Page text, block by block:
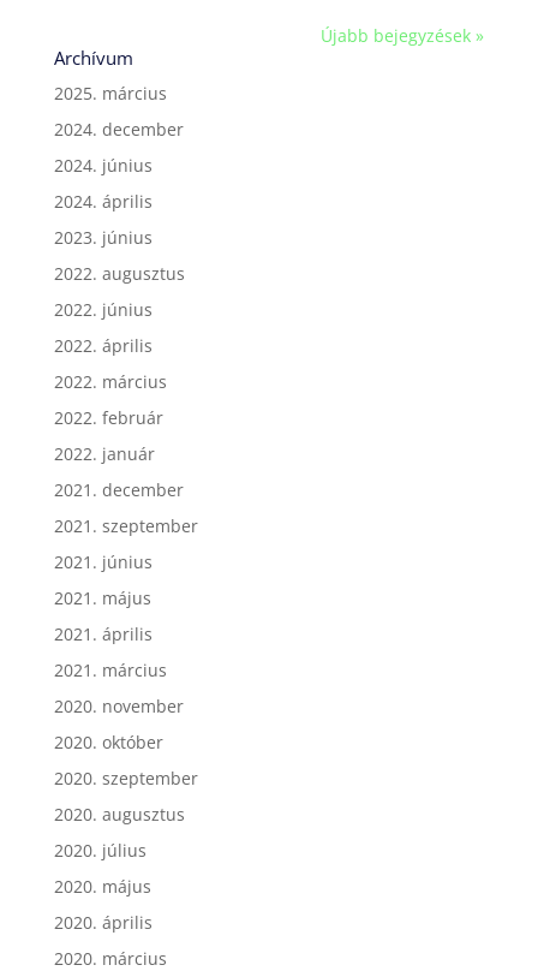
Újabb bejegyzések »
Archívum
2025. március
2024. december
2024. június
2024. április
2023. június
2022. augusztus
2022. június
2022. április
2022. március
2022. február
2022. január
2021. december
2021. szeptember
2021. június
2021. május
2021. április
2021. március
2020. november
2020. október
2020. szeptember
2020. augusztus
2020. július
2020. május
2020. április
2020. március